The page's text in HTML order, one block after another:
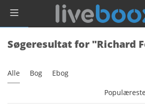
Søgeresultat for "Richard
Alle Bog Ebog
Populæreste